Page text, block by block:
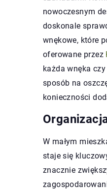
nowoczesnym
doskonale
wnękowe, które
oferowane przez
każda wnęka
sposób na
konieczności
W małym
staje się
znacznie